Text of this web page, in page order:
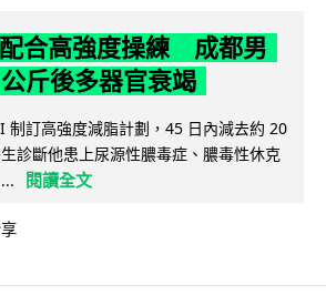
合高強度操練 成都男
斤後多器官衰竭
制訂高強度減脂計劃，45 日內減去約 20
診斷他患上尿源性膿毒症、膿毒性休克
閱讀全文